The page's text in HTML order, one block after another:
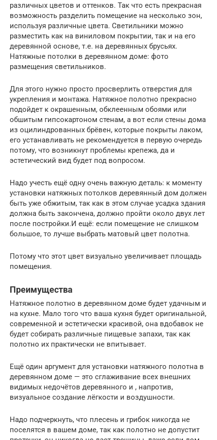
различных цветов и оттенков. Так что есть прекрасная
возможность разделить помещение на несколько зон,
используя различные цвета. Светильники можно
разместить как на виниловом покрытии, так и на его
деревянной основе, т.е. на деревянных брусьях.
Натяжные потолки в деревянном доме: фото
размещения светильников.
Для этого нужно просто просверлить отверстия для
укрепления и монтажа. Натяжное полотно прекрасно
подойдет к окрашенным, обклеенным обоями или
обшитым гипсокартоном стенам, а вот если стены дома
из оцилиндрованных брёвен, которые покрыты лаком,
его устанавливать не рекомендуется в первую очередь
потому, что возникнут проблемы крепежа, да и
эстетический вид будет под вопросом.
Надо учесть ещё одну очень важную деталь: к моменту
установки натяжных потолков деревянный дом должен
быть уже обжитым, так как в этом случае усадка здания
должна быть закончена, должно пройти около двух лет
после постройки.И ещё: если помещение не слишком
большое, то лучше выбрать матовый цвет полотна.
Потому что этот цвет визуально увеличивает площадь
помещения.
Преимущества
Натяжное полотно в деревянном доме будет удачным и
на кухне. Мало того что ваша кухня будет оригинальной,
современной и эстетически красивой, она вдобавок не
будет собирать различные пищевые запахи, так как
полотно их практически не впитывает.
Ещё один аргумент для установки натяжного полотна в
деревянном доме — это сглаживание всех внешних
видимых недочётов деревянного и , напротив,
визуальное создание лёгкости и воздушности.
Надо подчеркнуть, что плесень и грибок никогда не
поселятся в вашем доме, так как полотно не допустит